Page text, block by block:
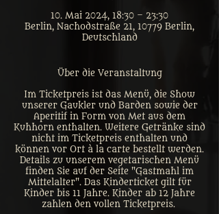
10. Mai 2024, 18:30 – 23:30
Berlin, Nachodstraße 21, 10779 Berlin,
Deutschland
Über die Veranstaltung
Im Ticketpreis ist das Menü, die Show
unserer Gaukler und Barden sowie der
Aperitif in Form von Met aus dem
Kuhhorn enthalten. Weitere Getränke sind
nicht im Ticketpreis enthalten und
können vor Ort à la carte bestellt werden.
Details zu unserem vegetarischen Menü
finden Sie auf der Seite "Gastmahl im
Mittelalter". Das Kinderticket gilt für
Kinder bis 11 Jahre. Kinder ab 12 Jahre
zahlen den vollen Ticketpreis.